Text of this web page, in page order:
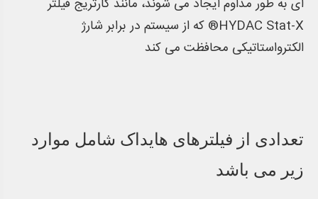
ای به طور مداوم ایجاد می شوند، مانند کارتریج فیلتر
HYDAC Stat-X® که از سیستم در برابر شارژ
الکترواستاتیکی محافظت می کند
تعدادی از فیلترهای هایداک شامل موارد
زیر می باشد